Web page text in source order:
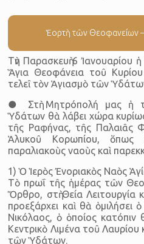
Ἑορτὴ τῶν Θεοφανείων –
Τὴν Παρασκευὴ 6 Ἰανουαρίου
Ἅγια Θεοφάνεια τοῦ
τελεῖ τὸν Ἁγιασμὸ τῶν
● Στὴ Μητρόπολή μας ἡ
Ὑδάτων θὰ λάβει χώρα
τῆς Ραφήνας, τῆς Παλαιᾶς
Ἁλυκοῦ Κορωπίου, ὅπως
παραλιακοὺς ναοὺς καὶ
1) Ὁ Ἱερὸς Ἐνοριακὸς Ναὸς
Τὸ πρωΐ τῆς ἡμέρας τῶν
Ὄρθρο, στὴ Θεία
προεξάρχει καὶ θὰ ὁμιλήσει
Νικόλαος, ὁ ὁποίος
Κεντρικὸ Λιμένα τοῦ Λαυρίου
τῶν Ὑδάτων.